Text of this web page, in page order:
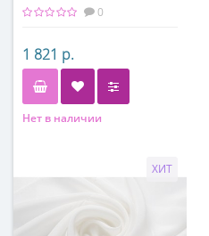
0
1 821 р.
Нет в наличии
ХИТ